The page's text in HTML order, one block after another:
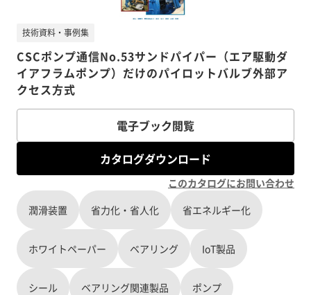
CSCポンプ通信No.53サンドパイパー（エア駆動ダ
イアフラムポンプ）だけのパイロットバルブ外部ア
クセス方式
技術資料・事例集
電子ブック閲覧
カタログダウンロード
このカタログにお問い合わせ
潤滑装置
省力化・省人化 省エネルギー化
ホワイトペーパー ベアリング IoT製品
シール ベアリング関連製品 ポンプ